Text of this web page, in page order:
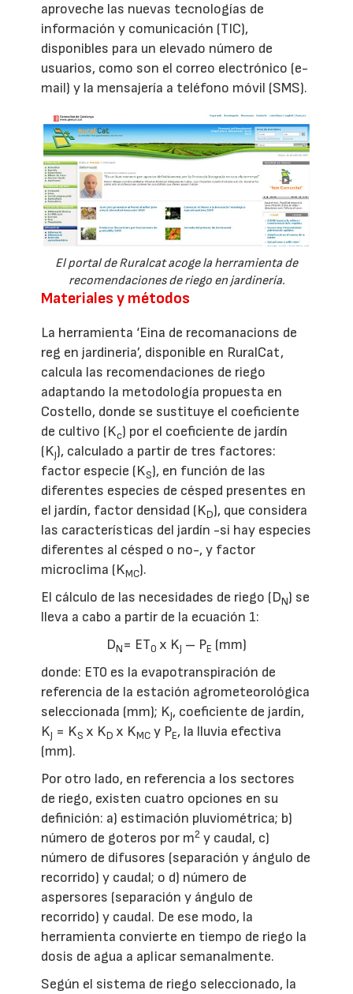
aproveche las nuevas tecnologías de
información y comunicación (TIC),
disponibles para un elevado número de
usuarios, como son el correo electrónico (e-
mail) y la mensajería a teléfono móvil (SMS).
El portal de Ruralcat acoge la herramienta de
recomendaciones de riego en jardinería.
Materiales y métodos
La herramienta ‘Eina de recomanacions de
reg en jardineria’, disponible en RuralCat,
calcula las recomendaciones de riego
adaptando la metodología propuesta en
Costello, donde se sustituye el coeficiente
de cultivo (Kc) por el coeficiente de jardín
(KJ), calculado a partir de tres factores:
factor especie (KS), en función de las
diferentes especies de césped presentes en
el jardín, factor densidad (KD), que considera
las características del jardín -si hay especies
diferentes al césped o no-, y factor
microclima (KMC).
El cálculo de las necesidades de riego (DN) se
lleva a cabo a partir de la ecuación 1:
DN= ET0 x KJ – PE (mm)
donde: ET0 es la evapotranspiración de
referencia de la estación agrometeorológica
seleccionada (mm); KJ, coeficiente de jardín,
KJ = KS x KD x KMC y PE, la lluvia efectiva
(mm).
Por otro lado, en referencia a los sectores
de riego, existen cuatro opciones en su
definición: a) estimación pluviométrica; b)
número de goteros por m2 y caudal, c)
número de difusores (separación y ángulo de
recorrido) y caudal; o d) número de
aspersores (separación y ángulo de
recorrido) y caudal. De ese modo, la
herramienta convierte en tiempo de riego la
dosis de agua a aplicar semanalmente.
Según el sistema de riego seleccionado, la